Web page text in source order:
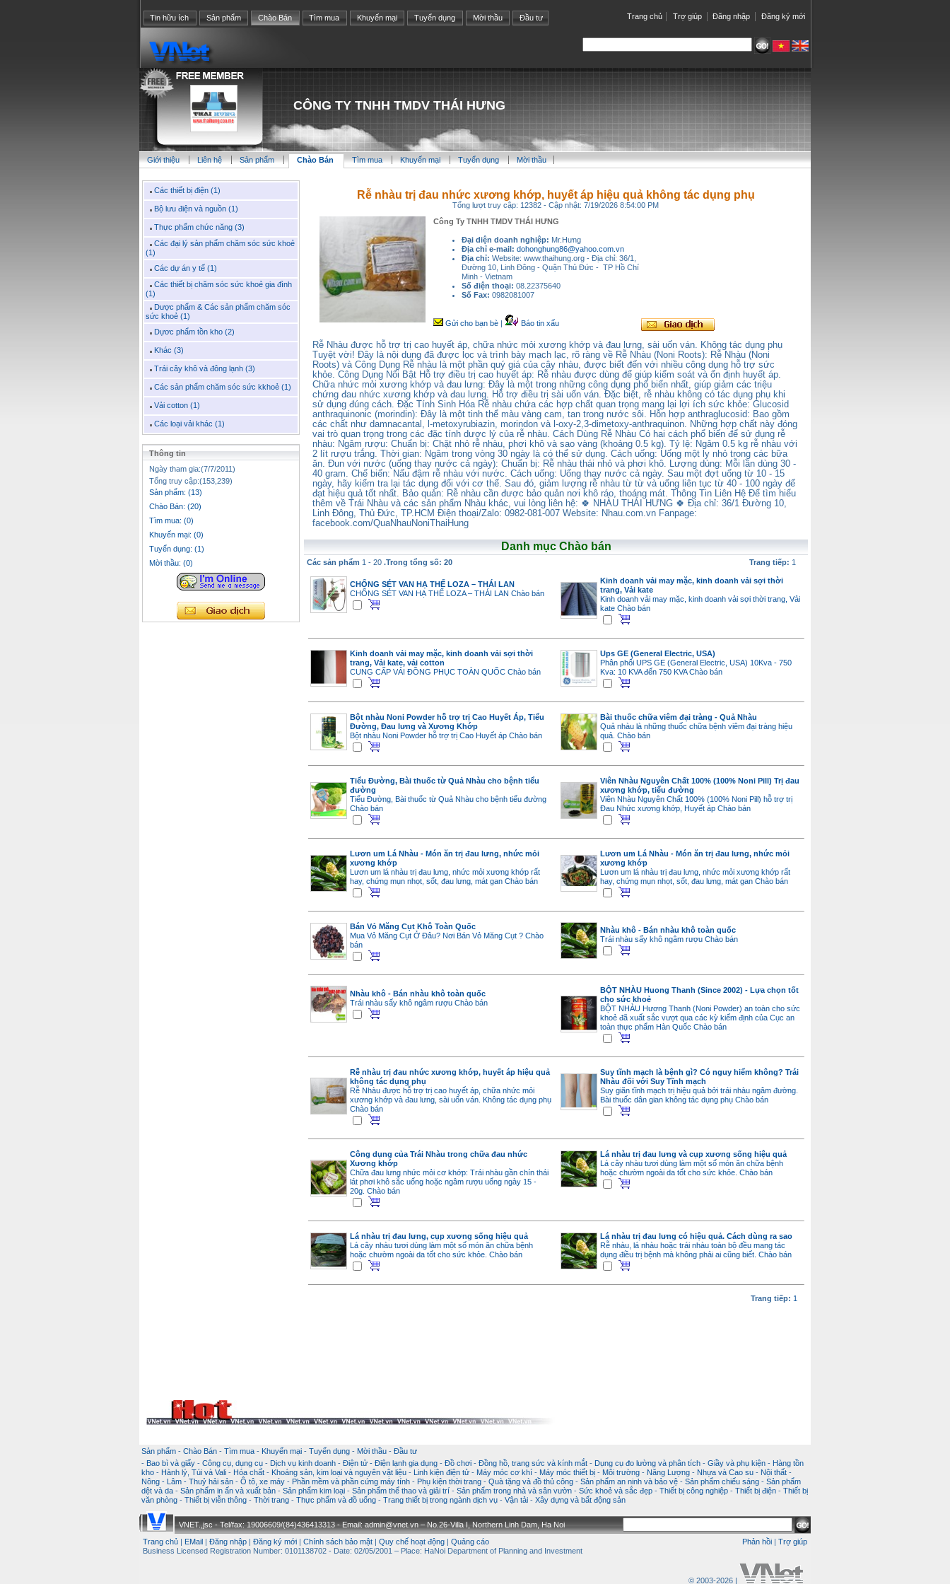
Trang chủ Trợ giúp Đăng nhập Đăng ký mới
Tin hữu ích Sản phẩm Chào Bán Tìm mua Khuyến mại Tuyển dụng Mời thầu Đầu tư
CÔNG TY TNHH TMDV THÁI HƯNG
Giới thiệu Liên hệ Sản phẩm Chào Bán Tìm mua Khuyến mại Tuyển dụng Mời thầu
Các thiết bị điện (1)
Bộ lưu điện và nguồn (1)
Thực phẩm chức năng (3)
Các đại lý sản phẩm chăm sóc sức khoẻ
(1)
Các dự án y tế (1)
Các thiết bị chăm sóc sức khoẻ gia đình
(1)
Dược phẩm & Các sản phẩm chăm sóc
sức khoẻ (1)
Dựơc phẩm tồn kho (2)
Khác (3)
Trái cây khô và đông lạnh (3)
Các sản phẩm chăm sóc sức kkhoẻ (1)
Vải cotton (1)
Các loại vải khác (1)
Thông tin
Ngày tham gia:(7/7/2011)
Tổng truy cập:(153,239)
Sản phẩm: (13)
Chào Bán: (20)
Tìm mua: (0)
Khuyến mại: (0)
Tuyển dụng: (1)
Mời thầu: (0)
Rễ nhàu trị đau nhức xương khớp, huyết áp hiệu quả không tác dụng phụ
Tổng lượt truy cập: 12382 - Cập nhật: 7/19/2026 8:54:00 PM
Công Ty TNHH TMDV THÁI HƯNG
Đại diện doanh nghiệp: Mr.Hưng
Địa chỉ e-mail: dohonghung86@yahoo.com.vn
Địa chỉ: Website: www.thaihung.org - Địa chỉ: 36/1,
Đường 10, Linh Đông - Quận Thủ Ðức - TP Hồ Chí
Minh - Vietnam
Số điện thoại: 08.22375640
Số Fax: 0982081007
Gửi cho bạn bè Báo tin xấu
Rễ Nhàu được hỗ trợ trị cao huyết áp, chữa nhức mỏi xương khớp và đau lưng, sài uốn ván. Không tác dụng phụ
Tuyệt vời! Đây là nội dung đã được lọc và trình bày mạch lạc, rõ ràng về Rễ Nhàu (Noni Roots): Rễ Nhàu (Noni
Roots) và Công Dụng Rễ nhàu là một phần quý giá của cây nhàu, được biết đến với nhiều công dụng hỗ trợ sức
khỏe. Công Dụng Nổi Bật Hỗ trợ điều trị cao huyết áp: Rễ nhàu được dùng để giúp kiểm soát và ổn định huyết áp.
Chữa nhức mỏi xương khớp và đau lưng: Đây là một trong những công dụng phổ biến nhất, giúp giảm các triệu
chứng đau nhức xương khớp và đau lưng. Hỗ trợ điều trị sài uốn ván. Đặc biệt, rễ nhàu không có tác dụng phụ khi
sử dụng đúng cách. Đặc Tính Sinh Hóa Rễ nhàu chứa các hợp chất quan trọng mang lại lợi ích sức khỏe: Glucosid
anthraquinonic (morindin): Đây là một tinh thể màu vàng cam, tan trong nước sôi. Hỗn hợp anthraglucosid: Bao gồm
các chất như damnacantal, l-metoxyrubiazin, morindon và l-oxy-2,3-dimetoxy-anthraquinon. Những hợp chất này đóng
vai trò quan trọng trong các đặc tính dược lý của rễ nhàu. Cách Dùng Rễ Nhàu Có hai cách phổ biến để sử dụng rễ
nhàu: Ngâm rượu: Chuẩn bị: Chặt nhỏ rễ nhàu, phơi khô và sao vàng (khoảng 0.5 kg). Tỷ lệ: Ngâm 0.5 kg rễ nhàu với
2 lít rượu trắng. Thời gian: Ngâm trong vòng 30 ngày là có thể sử dụng. Cách uống: Uống một ly nhỏ trong các bữa
ăn. Đun với nước (uống thay nước cả ngày): Chuẩn bị: Rễ nhàu thái nhỏ và phơi khô. Lượng dùng: Mỗi lần dùng 30 -
40 gram. Chế biến: Nấu đậm rễ nhàu với nước. Cách uống: Uống thay nước cả ngày. Sau một đợt uống từ 10 - 15
ngày, hãy kiểm tra lại tác dụng đối với cơ thể. Sau đó, giảm lượng rễ nhàu từ từ và uống liên tục từ 40 - 100 ngày để
đạt hiệu quả tốt nhất. Bảo quản: Rễ nhàu cần được bảo quản nơi khô ráo, thoáng mát. Thông Tin Liên Hệ Để tìm hiểu
thêm về Trái Nhàu và các sản phẩm Nhàu khác, vui lòng liên hệ: 🍀 NHÀU THÁI HƯNG 🍀 Địa chỉ: 36/1 Đường 10,
Linh Đông, Thủ Đức, TP.HCM Điện thoại/Zalo: 0982-081-007 Website: Nhau.com.vn Fanpage:
facebook.com/QuaNhauNoniThaiHung
Danh mục Chào bán
Các sản phẩm 1 - 20 .Trong tổng số: 20 Trang tiếp: 1
CHỐNG SÉT VAN HẠ THẾ LOZA – THÁI LAN
CHỐNG SÉT VAN HẠ THẾ LOZA – THÁI LAN Chào bán
Kinh doanh vải may mặc, kinh doanh vải sợi thời
trang, Vải kate
Kinh doanh vải may mặc, kinh doanh vải sợi thời trang, Vải
kate Chào bán
Kinh doanh vải may mặc, kinh doanh vải sợi thời
trang, Vải kate, vải cotton
CUNG CẤP VẢI ĐỒNG PHỤC TOÀN QUỐC Chào bán
Ups GE (General Electric, USA)
Phân phối UPS GE (General Electric, USA) 10Kva - 750
Kva: 10 KVA đến 750 KVAChào bán
Bột nhàu Noni Powder hỗ trợ trị Cao Huyết Áp, Tiểu
Đường, Đau lưng và Xương Khớp
Bột nhàu Noni Powder hỗ trợ trị Cao Huyết áp Chào bán
Bài thuốc chữa viêm đại tràng - Quả Nhàu
Quả nhàu là những thuốc chữa bệnh viêm đại tràng hiệu
quả. Chào bán
Tiểu Đường, Bài thuốc từ Quả Nhàu cho bệnh tiểu
đường
Tiểu Đường, Bài thuốc từ Quả Nhàu cho bệnh tiểu đường
Chào bán
Viên Nhàu Nguyên Chất 100% (100% Noni Pill) Trị đau
xương khớp, tiểu đường
Viên Nhàu Nguyên Chất 100% (100% Noni Pill) hỗ trợ trị
Đau Nhức xương khớp, Huyết áp Chào bán
Lươn um Lá Nhàu - Món ăn trị đau lưng, nhức mỏi
xương khớp
Lươn um lá nhàu trị đau lưng, nhức mỏi xương khớp rất
hay, chứng mụn nhọt, sốt, đau lưng, mát gan Chào bán
Lươn um Lá Nhàu - Món ăn trị đau lưng, nhức mỏi
xương khớp
Lươn um lá nhàu trị đau lưng, nhức mỏi xương khớp rất
hay, chứng mụn nhọt, sốt, đau lưng, mát gan Chào bán
Bán Vỏ Măng Cụt Khô Toàn Quốc
Mua Vỏ Măng Cụt Ở Đâu? Nơi Bán Vỏ Măng Cụt ? Chào
bán
Nhàu khô - Bán nhàu khô toàn quốc
Trái nhàu sấy khô ngâm rượu Chào bán
Nhàu khô - Bán nhàu khô toàn quốc
Trái nhàu sấy khô ngâm rượu Chào bán
BỘT NHÀU Huong Thanh (Since 2002) - Lựa chọn tốt
cho sức khoẻ
BỘT NHÀU Hương Thanh (Noni Powder) an toàn cho sức
khoẻ đã xuất sắc vượt qua các kỳ kiểm định của Cục an
toàn thực phẩm Hàn Quốc Chào bán
Rễ nhàu trị đau nhức xương khớp, huyết áp hiệu quả
không tác dụng phụ
Rễ Nhàu được hỗ trợ trị cao huyết áp, chữa nhức mỏi
xương khớp và đau lưng, sài uốn ván. Không tác dụng phụ
Chào bán
Suy tĩnh mạch là bệnh gì? Có nguy hiểm không? Trái
Nhàu đối với Suy Tĩnh mạch
Suy giãn tĩnh mạch trị hiệu quả bởi trái nhàu ngâm đường.
Bài thuốc dân gian không tác dụng phụ Chào bán
Công dụng của Trái Nhàu trong chữa đau nhức
Xương khớp
Chữa đau lưng nhức mỏi cơ khớp: Trái nhàu gần chín thái
lát phơi khô sắc uống hoặc ngâm rượu uống ngày 15 -
20g. Chào bán
Lá nhàu trị đau lưng và cụp xương sống hiệu quả
Lá cây nhàu tươi dùng làm một số món ăn chữa bệnh
hoặc chườm ngoài da tốt cho sức khỏe. Chào bán
Lá nhàu trị đau lưng, cụp xương sống hiệu quả
Lá cây nhàu tươi dùng làm một số món ăn chữa bệnh
hoặc chườm ngoài da tốt cho sức khỏe. Chào bán
Lá nhàu trị đau lưng có hiệu quả. Cách dùng ra sao
Rễ nhàu, lá nhàu hoặc trái nhàu toàn bộ đều mang tác
dụng điều trị bệnh mà không phải ai cũng biết. Chào bán
Trang tiếp: 1
Sản phẩm - Chào Bán - Tìm mua - Khuyến mại - Tuyển dụng - Mời thầu - Đầu tư
- Bao bì và giấy - Công cụ, dụng cụ - Dịch vụ kinh doanh - Điện tử - Điện lạnh gia dụng - Đồ chơi - Đồng hồ, trang sức và kính mắt - Dụng cụ đo lường và phân tích - Giầy và phụ kiện - Hàng tồn
kho - Hành lý, Túi và Vali - Hóa chất - Khoáng sản, kim loại và nguyên vật liệu - Linh kiện điện tử - Máy móc cơ khí - Máy móc thiết bị - Môi trường - Năng Lượng - Nhựa và Cao su - Nội thất -
Nông - Lâm - Thuỷ hải sản - Ô tô, xe máy - Phần mềm và phần cứng máy tính - Phụ kiện thời trang - Quà tặng và đồ thủ công - Sản phẩm an ninh và bảo vệ - Sản phẩm chiếu sáng - Sản phẩm
dệt và da - Sản phẩm in ấn và xuất bản - Sản phẩm kim loại - Sản phẩm thể thao và giải trí - Sản phẩm trong nhà và sân vườn - Sức khoẻ và sắc đẹp - Thiết bị công nghiệp - Thiết bị điện - Thiết bị
văn phòng - Thiết bị viễn thông - Thời trang - Thực phẩm và đồ uống - Trang thiết bị trong ngành dịch vụ - Vận tải - Xây dựng và bất động sản
VNET.,jsc - Tel/fax: 19006609/(84)436413313 - Email: admin@vnet.vn – No.26-Villa I, Northern Linh Dam, Ha Noi
Trang chủ
EMail Đăng nhập Đăng ký mới Chính sách bảo mật Quy chế hoạt động Quảng cáo Phản hồi
Trợ giúp
Business Licensed Registration Number: 0101138702 - Date: 02/05/2001 – Place: HaNoi Department of Planning and Investment
© 2003-2026 |